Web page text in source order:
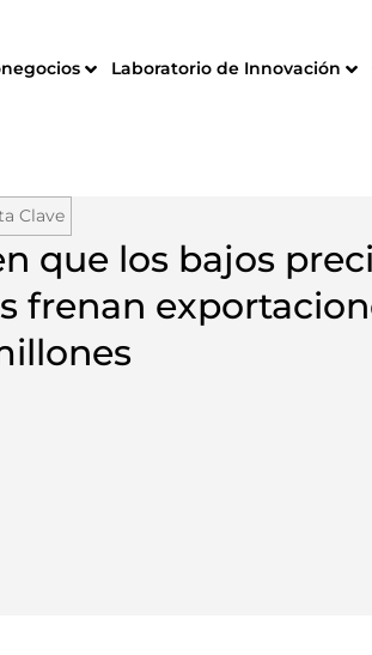
Laboratorio de Innovación
Clave
que los bajos
frenan